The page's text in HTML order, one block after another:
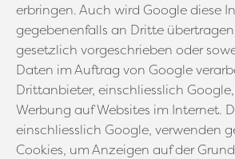
erbringen. Auch wird Google diese
gegebenenfalls an Dritte
gesetzlich vorgeschrieben oder
Daten im Auftrag von Google
Drittanbieter, einschliesslich
Werbung auf Websites im Internet.
einschliesslich Google, verwenden
Cookies, um Anzeigen auf der